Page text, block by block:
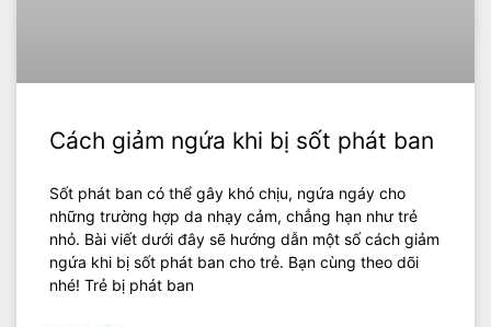
Cách giảm ngứa khi bị sốt phát ban
Sốt phát ban có thể gây khó chịu, ngứa ngáy cho
những trường hợp da nhạy cảm, chẳng hạn như trẻ
nhỏ. Bài viết dưới đây sẽ hướng dẫn một số cách giảm
ngứa khi bị sốt phát ban cho trẻ. Bạn cùng theo dõi
nhé! Trẻ bị phát ban